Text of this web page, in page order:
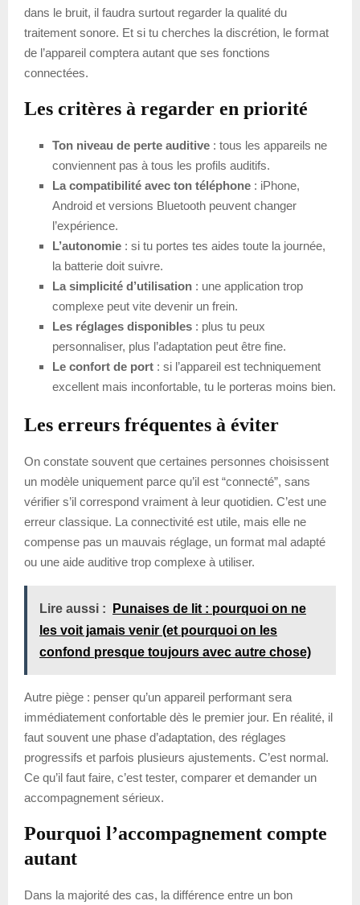
dans le bruit, il faudra surtout regarder la qualité du
traitement sonore. Et si tu cherches la discrétion, le format
de l’appareil comptera autant que ses fonctions
connectées.
Les critères à regarder en priorité
Ton niveau de perte auditive : tous les appareils ne
conviennent pas à tous les profils auditifs.
La compatibilité avec ton téléphone : iPhone,
Android et versions Bluetooth peuvent changer
l’expérience.
L’autonomie : si tu portes tes aides toute la journée,
la batterie doit suivre.
La simplicité d’utilisation : une application trop
complexe peut vite devenir un frein.
Les réglages disponibles : plus tu peux
personnaliser, plus l’adaptation peut être fine.
Le confort de port : si l’appareil est techniquement
excellent mais inconfortable, tu le porteras moins bien.
Les erreurs fréquentes à éviter
On constate souvent que certaines personnes choisissent
un modèle uniquement parce qu’il est “connecté”, sans
vérifier s’il correspond vraiment à leur quotidien. C’est une
erreur classique. La connectivité est utile, mais elle ne
compense pas un mauvais réglage, un format mal adapté
ou une aide auditive trop complexe à utiliser.
Lire aussi :
Punaises de lit : pourquoi on ne
les voit jamais venir (et pourquoi on les
confond presque toujours avec autre chose)
Autre piège : penser qu’un appareil performant sera
immédiatement confortable dès le premier jour. En réalité, il
faut souvent une phase d’adaptation, des réglages
progressifs et parfois plusieurs ajustements. C’est normal.
Ce qu’il faut faire, c’est tester, comparer et demander un
accompagnement sérieux.
Pourquoi l’accompagnement compte
autant
Dans la majorité des cas, la différence entre un bon